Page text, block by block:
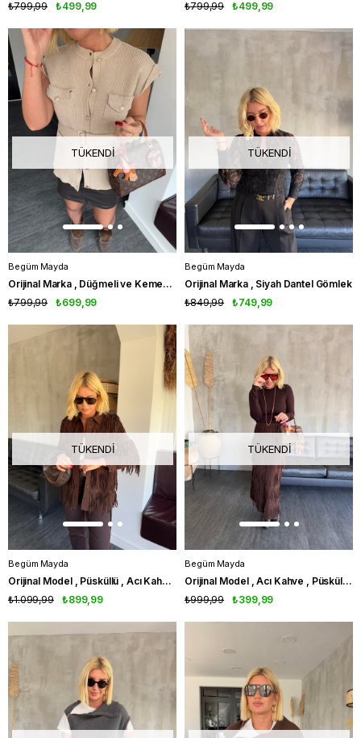
₺499,99
₺799,99 ₺499,99
₺799,99
TÜKENDI
Begüm Mayda
Orijinal Marka , Düğmeli ve Kemerli , Bej Triko Yelek
₺699,99
₺799,99
TÜKENDI
Begüm Mayda
Orijinal Marka , Siyah Dantel Gömlek
₺749,99
₺849,99
TÜKENDI
Begüm Mayda
Orijinal Model , Püsküllü , Acı Kahve , Premium Gömlek
₺899,99
₺1.099,99
TÜKENDI
Begüm Mayda
Orijinal Model , Acı Kahve , Püsküllü Premium Etek
₺399,99
₺999,99